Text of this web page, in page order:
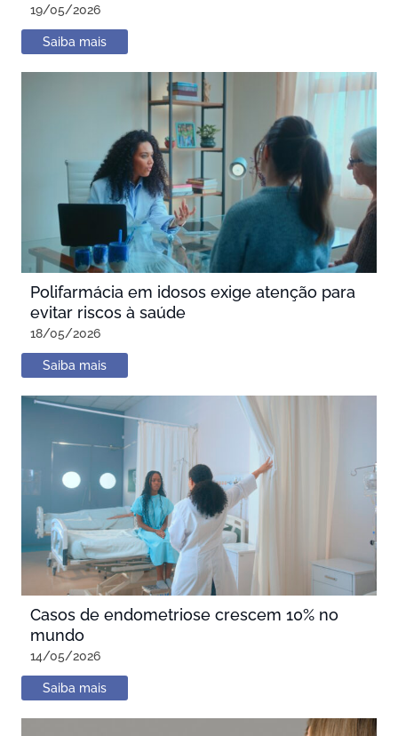
19/05/2026
Saiba mais
Polifarmácia em idosos exige atenção para
evitar riscos à saúde
18/05/2026
Saiba mais
Casos de endometriose crescem 10% no
mundo
14/05/2026
Saiba mais